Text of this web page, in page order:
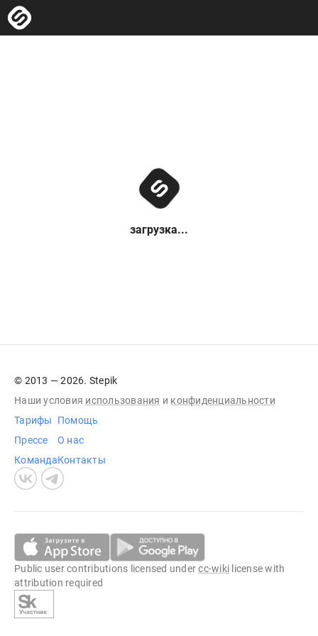
загрузка...
© 2013 — 2026. Stepik
Наши условия использования и конфиденциальности
Тарифы
Прессе
Команда
Помощь
О нас
Контакты
Public user contributions licensed undercc-wiki license with
attribution required